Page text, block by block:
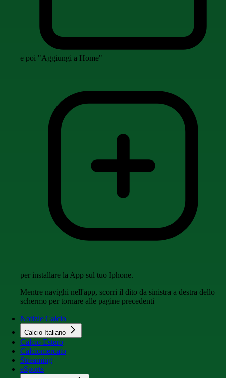
e poi "Aggiungi a Home"
per installare la App sul tuo Iphone.
Mentre navighi nell'app, scorri il dito da sinistra a destra dello
schermo per tornare alle pagine precedenti
Notizie Calcio
Calcio Italiano
Calcio Estero
Calciomercato
Streaming
eSports